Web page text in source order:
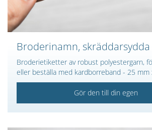
Broderinamn, skräddarsydda
Broderietiketter av robust polyestergarn,
eller beställa med kardborreband - 25 mm
Gör den till din egen